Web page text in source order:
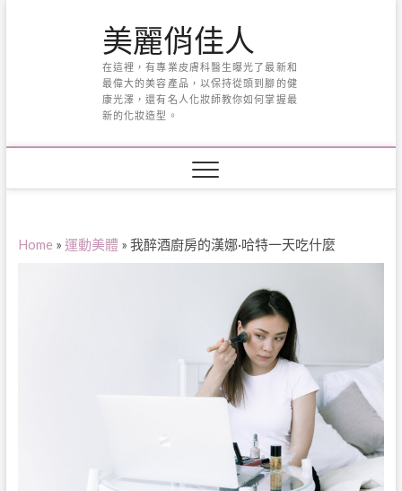
美麗俏佳人
在這裡，有專業皮膚科醫生曝光了最新和
最偉大的美容產品，以保持從頭到腳的健
康光澤，還有名人化妝師教你如何掌握最
新的化妝造型。
Home » 運動美體 » 我醉酒廚房的漢娜·哈特一天吃什麼